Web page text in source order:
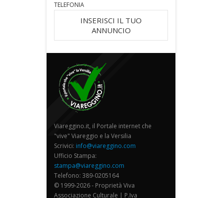
TELEFONIA
INSERISCI IL TUO
ANNUNCIO
Viareggino.it, il Portale internet che
"vive" Viareggio e la Versilia
Scrivici: info@viareggino.com
Ufficio Stampa:
stampa@viareggino.com
Telefono: 389-0205164
© 1999-2026 - Proprietà Viva
Associazione Culturale | P.Iva